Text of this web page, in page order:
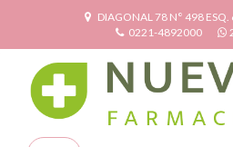
DIAGONAL 78 N° 498 ESQ.
0221-4892000